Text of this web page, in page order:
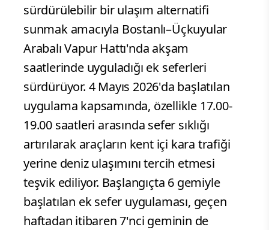
sürdürülebilir bir ulaşım alternatifi
sunmak amacıyla Bostanlı–Üçkuyular
Arabalı Vapur Hattı'nda akşam
saatlerinde uyguladığı ek seferleri
sürdürüyor. 4 Mayıs 2026'da başlatılan
uygulama kapsamında, özellikle 17.00-
19.00 saatleri arasında sefer sıklığı
artırılarak araçların kent içi kara trafiği
yerine deniz ulaşımını tercih etmesi
teşvik ediliyor. Başlangıçta 6 gemiyle
başlatılan ek sefer uygulaması, geçen
haftadan itibaren 7'nci geminin de